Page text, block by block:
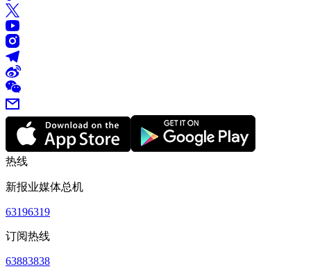
热线
新报业媒体总机
63196319
订阅热线
63883838